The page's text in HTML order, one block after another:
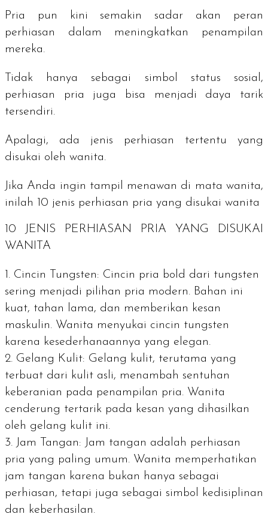
Pria pun kini semakin sadar akan peran
perhiasan dalam meningkatkan penampilan
mereka.
Tidak hanya sebagai simbol status sosial,
perhiasan pria juga bisa menjadi daya tarik
tersendiri.
Apalagi, ada jenis perhiasan tertentu yang
disukai oleh wanita.
Jika Anda ingin tampil menawan di mata wanita,
inilah 10 jenis perhiasan pria yang disukai wanita
10 JENIS PERHIASAN PRIA YANG DISUKAI
WANITA
Cincin Tungsten: Cincin pria bold dari tungsten
sering menjadi pilihan pria modern. Bahan ini
kuat, tahan lama, dan memberikan kesan
maskulin. Wanita menyukai cincin tungsten
karena kesederhanaannya yang elegan.
Gelang Kulit: Gelang kulit, terutama yang
terbuat dari kulit asli, menambah sentuhan
keberanian pada penampilan pria. Wanita
cenderung tertarik pada kesan yang dihasilkan
oleh gelang kulit ini.
Jam Tangan: Jam tangan adalah perhiasan
pria yang paling umum. Wanita memperhatikan
jam tangan karena bukan hanya sebagai
perhiasan, tetapi juga sebagai simbol kedisiplinan
dan keberhasilan.